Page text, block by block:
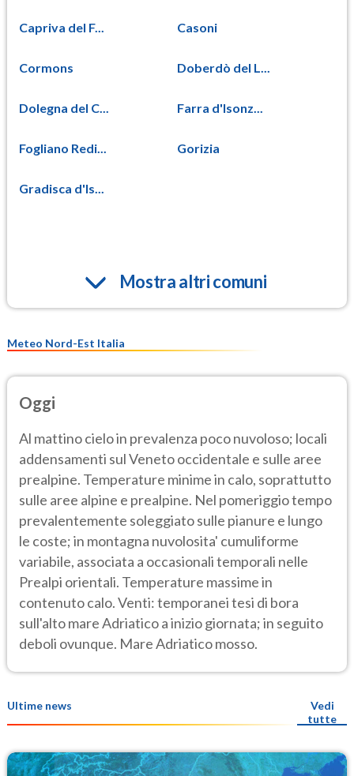
Capriva del F... Casoni
Cormons Doberdò del L...
Dolegna del C... Farra d'Isonz...
Fogliano Redi... Gorizia
Gradisca d'Is...
Mostra altri comuni
Meteo Nord-Est Italia
Oggi
Al mattino cielo in prevalenza poco nuvoloso; locali
addensamenti sul Veneto occidentale e sulle aree
prealpine. Temperature minime in calo, soprattutto
sulle aree alpine e prealpine. Nel pomeriggio tempo
prevalentemente soleggiato sulle pianure e lungo
le coste; in montagna nuvolosita' cumuliforme
variabile, associata a occasionali temporali nelle
Prealpi orientali. Temperature massime in
contenuto calo. Venti: temporanei tesi di bora
sull'alto mare Adriatico a inizio giornata; in seguito
deboli ovunque. Mare Adriatico mosso.
Ultime news
Vedi
tutte